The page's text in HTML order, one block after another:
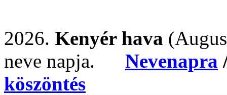
2026. Kenyér hava
neve napja. Nevenapra
köszöntés